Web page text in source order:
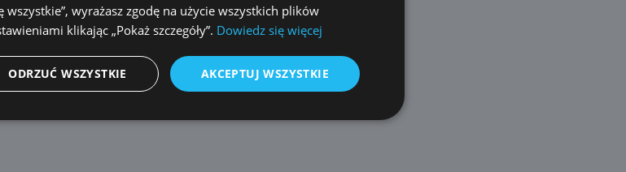
SPANISH
FRENCH
wyrażasz zgodę na użycie wszystkich plików
klikając „Pokaż szczegóły”. Dowiedz się więcej
AKCEPTUJ WSZYSTKIE
ODRZUĆ WSZYSTKIE